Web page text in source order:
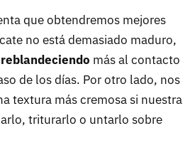
que obtendremos mejores
no está demasiado maduro,
más al contacto
de los días. Por otro lado, nos
textura más cremosa si nuestra
triturarlo o untarlo sobre